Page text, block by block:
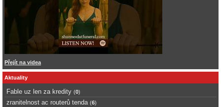
Přejít na videa
Aktuality
Fable uz len za kredity (0)
zranitelnost ac routerů tenda (6)